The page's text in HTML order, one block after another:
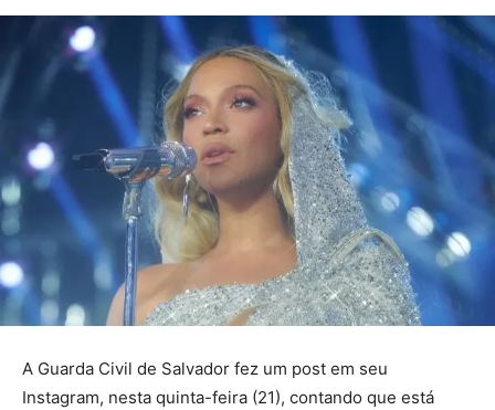
A Guarda Civil de Salvador fez um post em seu
Instagram, nesta quinta-feira (21), contando que está